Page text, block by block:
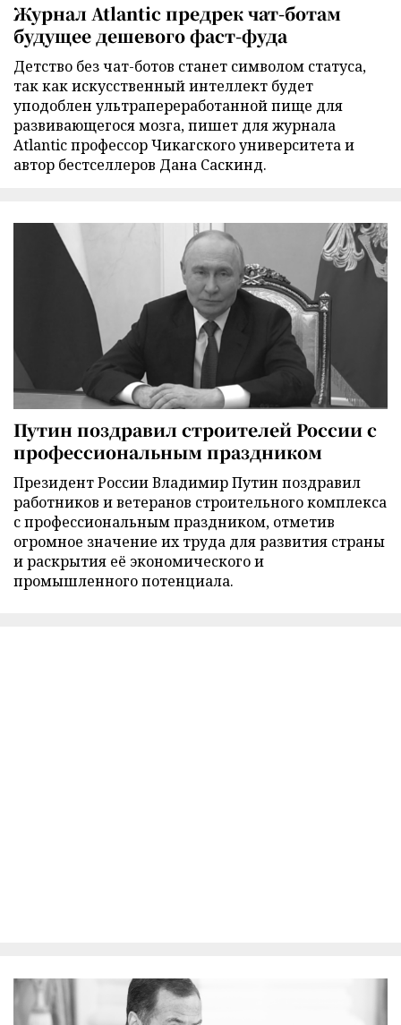
Журнал Atlantic предрек чат-ботам
будущее дешевого фаст-фуда
Детство без чат-ботов станет символом статуса,
так как искусственный интеллект будет
уподоблен ультрапереработанной пище для
развивающегося мозга, пишет для журнала
Atlantic профессор Чикагского университета и
автор бестселлеров Дана Саскинд.
Путин поздравил строителей России с
профессиональным праздником
Президент России Владимир Путин поздравил
работников и ветеранов строительного комплекса
с профессиональным праздником, отметив
огромное значение их труда для развития страны
и раскрытия её экономического и
промышленного потенциала.